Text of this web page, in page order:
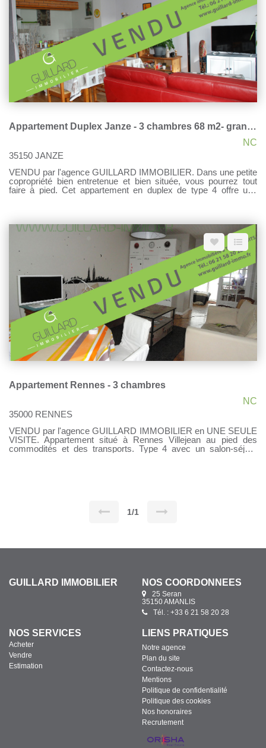
Appartement Duplex Janze - 3 chambres 68 m2- grand balcon & garage
NC
35150 JANZE
VENDU par l'agence GUILLARD IMMOBILIER. Dans une petite
copropriété bien entretenue et bien située, vous pourrez tout
faire à pied. Cet appartement en duplex de type 4 offre une
WC. Un garage boxé complète le tout. Charges mensuelles :
50€ (24 € propriétaire / 26€ locataire) Libre de toute occupation.
GUILLARD Immobilier - Agent indépendant à taux réduits
Contactez moi ! au 06 21 58 20 28
Appartement Rennes - 3 chambres
NC
35000 RENNES
VENDU par l'agence GUILLARD IMMOBILIER en UNE SEULE
VISITE. Appartement situé à Rennes Villejean au pied des
commodités et des transports. Type 4 avec un salon-séjour
1/1
GUILLARD IMMOBILIER NOS COORDONNÉES
25 Seran
35150 AMANLIS
Tél. : +33 6 21 58 20 28
NOS SERVICES
Acheter
Vendre
Estimation
LIENS PRATIQUES
Notre agence
Plan du site
Contactez-nous
Mentions
Politique de confidentialité
Politique des cookies
Nos honoraires
Recrutement